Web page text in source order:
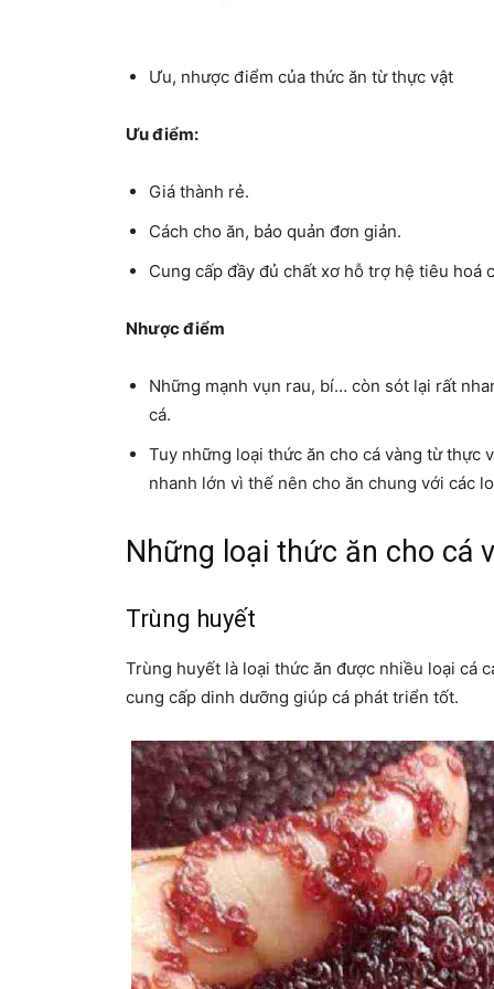
Ưu, nhược điểm của thức ăn từ thực vật
Ưu điểm:
Giá thành rẻ.
Cách cho ăn, bảo quản đơn giản.
Cung cấp đầy đủ chất xơ hỗ trợ hệ tiêu hoá
Nhược điểm
Những mạnh vụn rau, bí… còn sót lại rất
cá.
Tuy những loại thức ăn cho cá vàng từ thực
nhanh lớn vì thế nên cho ăn chung với các
Những loại thức ăn cho cá
Trùng huyết
Trùng huyết là loại thức ăn được nhiều loại cá
cung cấp dinh dưỡng giúp cá phát triển tốt.